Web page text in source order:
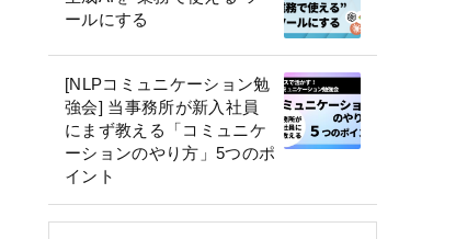
ールにする
[NLPコミュニケーション勉
強会] 当事務所が新入社員
にまず教える「コミュニケ
ーションのやり方」5つのポ
イント